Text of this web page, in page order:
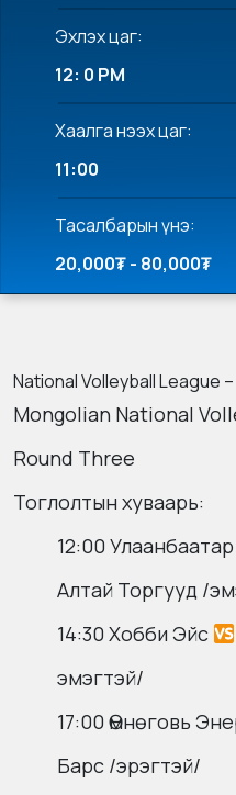
Эхлэх цаг:
12: 0 PM
Хаалга нээх цаг:
11:00
Тасалбарын үнэ:
20,000₮ - 80,000₮
National Volleyball League
Mongolian National
Round Three
Тоглолтын хуваарь:
12:00
Алтай Торгууд /
14:30 Хобби Эйс
эмэгтэй/
17:00 Өмнөговь
Барс /эрэгтэй/